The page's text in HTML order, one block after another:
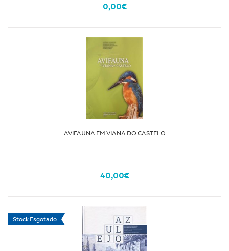
0,00€
AVIFAUNA EM VIANA DO CASTELO
40,00€
Stock Esgotado